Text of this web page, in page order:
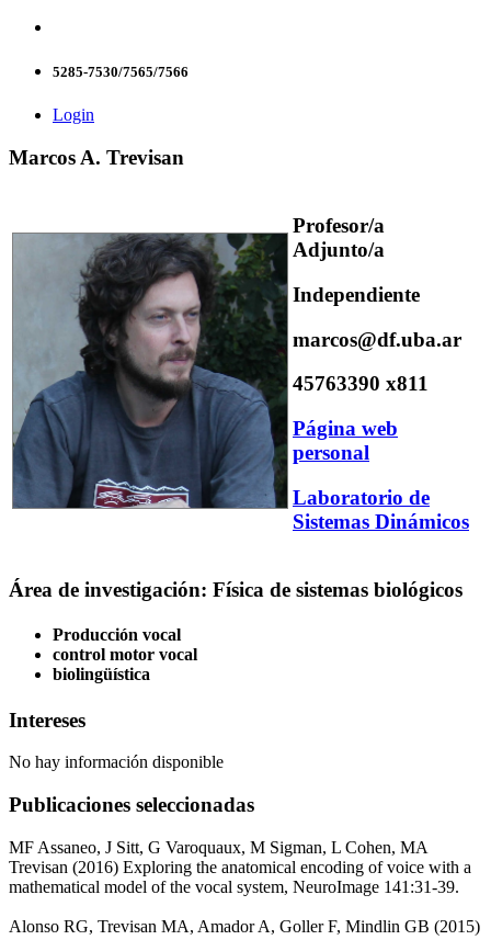
5285-7530/7565/7566
Login
Marcos A. Trevisan
Profesor/a
Adjunto/a
Independiente
marcos@df.uba.ar
45763390 x811
Página web
personal
Laboratorio de
Sistemas Dinámicos
Área de investigación: Física de sistemas biológicos
Producción vocal
control motor vocal
biolingüística
Intereses
No hay información disponible
Publicaciones seleccionadas
MF Assaneo, J Sitt, G Varoquaux, M Sigman, L Cohen, MA
Trevisan (2016) Exploring the anatomical encoding of voice with a
mathematical model of the vocal system, NeuroImage 141:31-39.
Alonso RG, Trevisan MA, Amador A, Goller F, Mindlin GB (2015)